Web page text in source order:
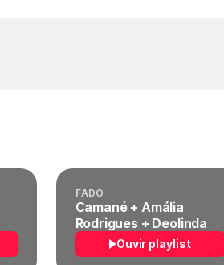
FADO
Camané + Amália
Rodrigues + Deolinda
Ouvir playlist